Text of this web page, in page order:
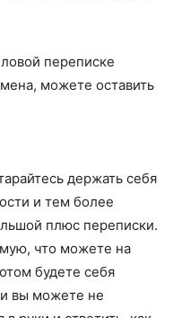
переписке
можете оставить
держать себя
и тем более
плюс переписки.
что можете на
будете себя
вы можете не